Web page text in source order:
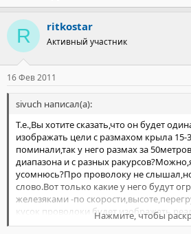
R ritkostar
Активный участник
16 Фев 2011
sivuch написал(а):
Т.е.,Вы хотите сказать,что он будет
изображать цели с размахом крыла 15-
поминали,так у него размах за
диапазона и с разных
усомнюсь?Про проволоку не
слово.Вот только какие у него будут
железяками -по
кусок проволоки будет изображать
и высоту.Здесь парус предлагали.Про
Нажмите, чтобы